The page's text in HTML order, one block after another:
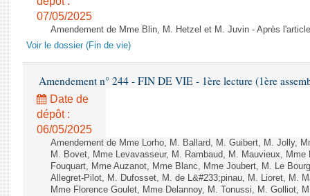
07/05/2025
Amendement de Mme Blin, M. Hetzel et M. Juvin - Après
Voir le dossier (Fin de vie)
Amendement n° 244 - FIN DE VIE - 1ère lecture (1ère
Date de
dépôt :
06/05/2025
Amendement de Mme Lorho, M. Ballard, M. Guibert, M. Jolly,
M. Bovet, Mme Levavasseur, M. Rambaud, M. Mauvieux, Mme
Fouquart, Mme Auzanot, Mme Blanc, Mme Joubert, M. Le
Allegret-Pilot, M. Dufosset, M. de L&#233;pinau, M. Lioret, M.
Mme Florence Goulet, Mme Delannoy, M. Tonussi, M. Golliot,